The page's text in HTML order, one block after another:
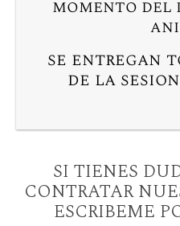
momento
se entregan
de la
SI TIENES
CONTRATAR
ESCRIBEME